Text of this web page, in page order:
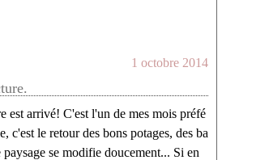
1 octobre 2014
arrivé! C'est l'un de mes mois préfé
c'est le retour des bons potages, des ba
se modifie doucement... Si en